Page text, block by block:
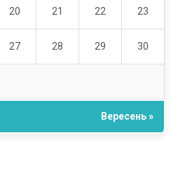
20 21 22 23
27 28 29 30
Вересень »